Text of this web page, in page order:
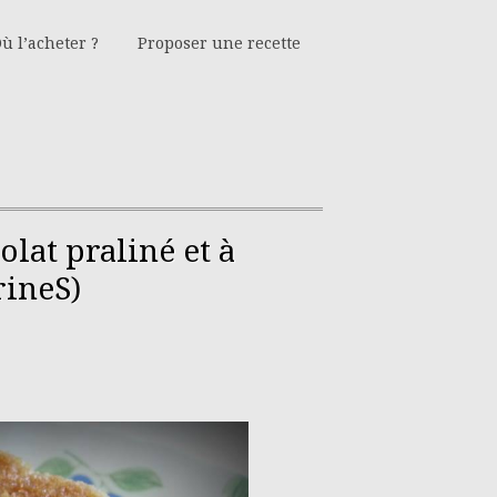
l’acheter ? Proposer une recette
praliné et à